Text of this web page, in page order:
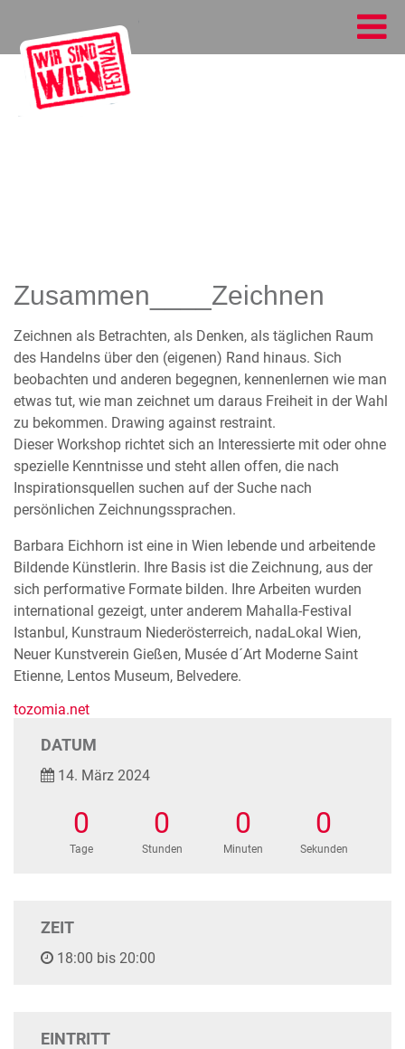
Zusammen____Zeichnen
Zeichnen als Betrachten, als Denken, als täglichen Raum
des Handelns über den (eigenen) Rand hinaus. Sich
beobachten und anderen begegnen, kennenlernen wie man
etwas tut, wie man zeichnet um daraus Freiheit in der Wahl
zu bekommen. Drawing against restraint.
Dieser Workshop richtet sich an Interessierte mit oder ohne
spezielle Kenntnisse und steht allen offen, die nach
Inspirationsquellen suchen auf der Suche nach
persönlichen Zeichnungssprachen.
Barbara Eichhorn ist eine in Wien lebende und arbeitende
Bildende Künstlerin. Ihre Basis ist die Zeichnung, aus der
sich performative Formate bilden. Ihre Arbeiten wurden
international gezeigt, unter anderem Mahalla-Festival
Istanbul, Kunstraum Niederösterreich, nadaLokal Wien,
Neuer Kunstverein Gießen, Musée d´Art Moderne Saint
Etienne, Lentos Museum, Belvedere.
tozomia.net
DATUM
14. März 2024
0
Tage
0
Stunden
0
Minuten
0
Sekunden
ZEIT
18:00 bis 20:00
EINTRITT